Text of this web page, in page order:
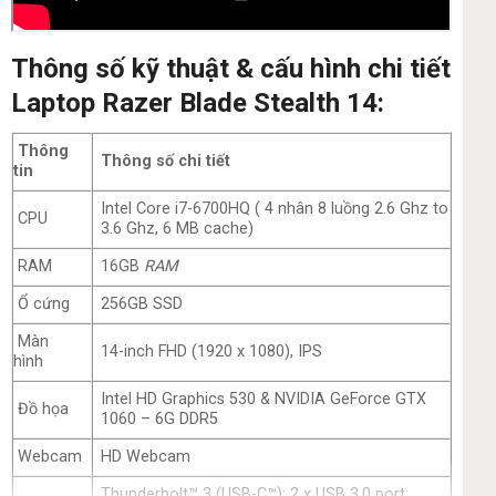
Thông số kỹ thuật & cấu hình chi tiết
Laptop Razer Blade Stealth 14:
Thông
tin
Thông số chi tiết
CPU
Intel Core i7-6700HQ ( 4 nhân 8 luồng 2.6 Ghz to
3.6 Ghz, 6 MB cache)
RAM
16GB RAM
Ổ cứng
256GB SSD
Màn
hình
14-inch FHD (1920 x 1080), IPS
Đồ họa
Intel HD Graphics 530 & NVIDIA GeForce GTX
1060 – 6G DDR5
Webcam
HD Webcam